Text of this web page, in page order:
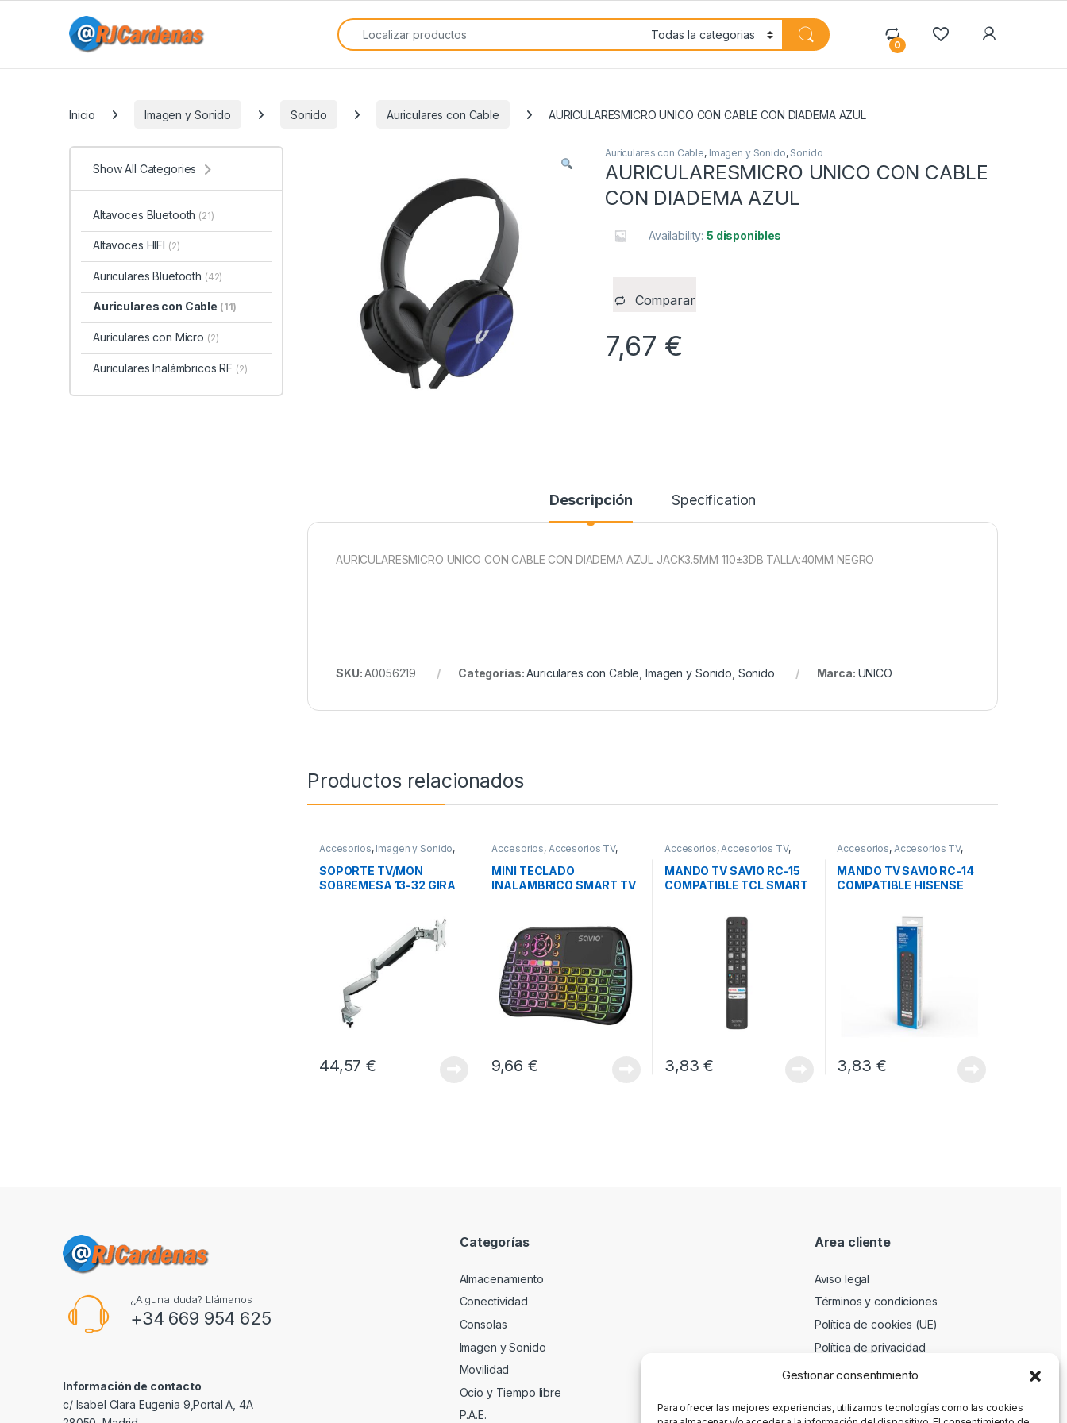
Gestionar consentimiento
Para ofrecer las mejores experiencias, utilizamos tecnologías como las cookies
Search for:
0
Inicio Imagen y Sonido Sonido Auriculares con Cable AURICULARESMICRO UNICO CON CABLE CON DIADEMA AZUL
Auriculares con Cable, Imagen y Sonido, Sonido
AURICULARESMICRO UNICO CON CABLE
CON DIADEMA AZUL
Availability:5 disponibles
Comparar
7,67 €
Descripción Specification
AURICULARESMICRO UNICO CON CABLE CON DIADEMA AZUL JACK3.5MM 110±3DB TALLA:40MM NEGRO
SKU:A0056219 Categorías:Auriculares con Cable ,Imagen y Sonido Sonido Marca: UNICO
Productos relacionados
Accesorios, Imagen y Sonido,
SOPORTE TV/MON
SOBREMESA 13-32 GIRA
44,57€
Accesorios, Accesorios TV,
MINI TECLADO
INALAMBRICO SMART TV
9,66 €
Accesorios,Accesorios TV,
MANDO TV SAVIO RC-15
COMPATIBLE TCL SMART
3,83€
Accesorios, Accesorios TV,
MANDO TV SAVIO RC-14
COMPATIBLE HISENSE
3,83 €
Show All Categories
Altavoces Bluetooth (21)
Altavoces HIFI (2)
Auriculares Bluetooth (42)
Auriculares con Cable (11)
Auriculares con Micro (2)
Auriculares Inalámbricos RF (2)
¿Alguna duda? Llámanos
+34 669 954 625
Información de contacto
c/ Isabel Clara Eugenia 9,Portal A, 4A
Categorías
Almacenamiento
Conectividad
Consolas
Imagen y Sonido
Movilidad
Ocio y Tiempo libre
P.A.E.
Area cliente
Aviso legal
Términos y condiciones
Política de cookies (UE)
Política de privacidad